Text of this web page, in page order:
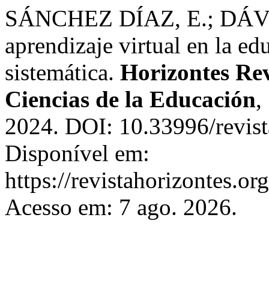
SÁNCHEZ DÍAZ, E.;
aprendizaje virtual en la
sistemática. Horizontes
Ciencias de la Educación,
2024. DOI: 10.33996/
Disponível em:
https://
Acesso em: 7 ago. 2026.